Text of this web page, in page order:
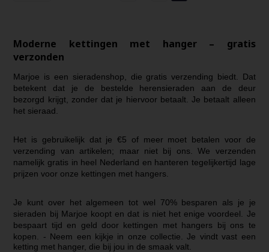
Moderne kettingen met hanger – gratis
verzonden
Marjoe is een sieradenshop, die gratis verzending biedt. Dat
betekent dat je de bestelde herensieraden aan de deur
bezorgd krijgt, zonder dat je hiervoor betaalt. Je betaalt alleen
het sieraad.
Het is gebruikelijk dat je €5 of meer moet betalen voor de
verzending van artikelen; maar niet bij ons. We verzenden
namelijk gratis in heel Nederland en hanteren tegelijkertijd lage
prijzen voor onze kettingen met hangers.
Je kunt over het algemeen tot wel 70% besparen als je je
sieraden bij Marjoe koopt en dat is niet het enige voordeel. Je
bespaart tijd en geld door kettingen met hangers bij ons te
kopen. - Neem een kijkje in onze collectie. Je vindt vast een
ketting met hanger, die bij jou in de smaak valt.